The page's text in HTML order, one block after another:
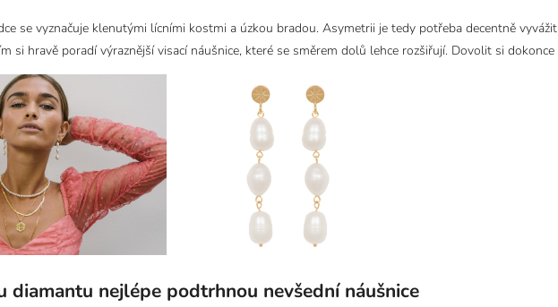
se vyznačuje klenutými lícními kostmi a úzkou bradou. Asymetrii je tedy potřeba decentně
si hravě poradí výraznější visací náušnice, které se směrem dolů lehce rozšiřují. Dovolit si dokonce
diamantu nejlépe podtrhnou nevšední náušnice